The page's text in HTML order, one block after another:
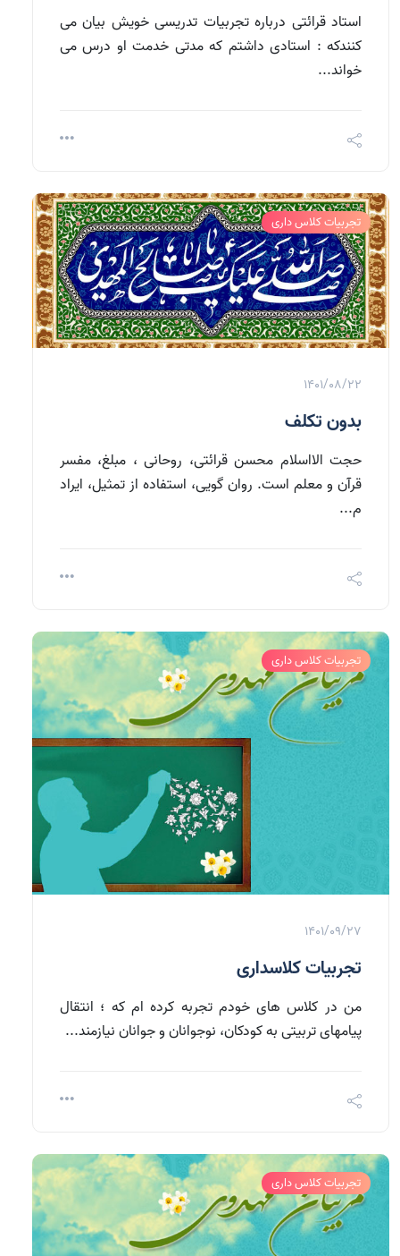
استاد قرائتی درباره تجربیات تدریسی خویش بیان می
کنندکه : استادى داشتم كه مدتى خدمت او درس می
خواند...
تجربیات کلاس داری
1401/08/22
بدون تکلف
حجت الااسلام محسن قرائتی، روحانی ، مبلغ، مفسر
قرآن و معلم است. روان گویی، استفاده از تمثیل، ایراد
م...
تجربیات کلاس داری
1401/09/27
تجربیات کلاسداری
من در کلاس های خودم تجربه کرده ام که ؛ انتقال
پیامهای تربیتی به کودکان، نوجوانان و جوانان نیازمند...
تجربیات کلاس داری